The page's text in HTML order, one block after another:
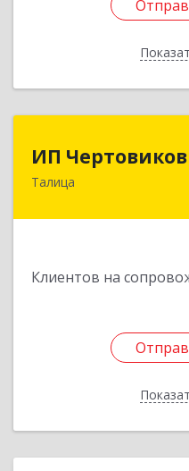
ИП
Талица
Клиентов на
623640,